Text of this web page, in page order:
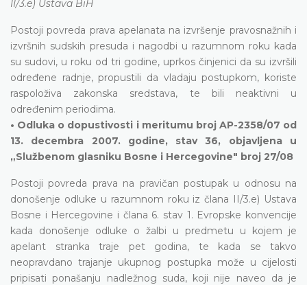
II/3.e) Ustava BiH
Postoji povreda prava apelanata na izvršenje pravosnažnih i
izvršnih sudskih presuda i nagodbi u razumnom roku kada
su sudovi, u roku od tri godine, uprkos činjenici da su izvršili
određene radnje, propustili da vladaju postupkom, koriste
raspoloživa zakonska sredstava, te bili neaktivni u
određenim periodima.
• Odluka o dopustivosti i meritumu broj AP-2358/07 od
13. decembra 2007. godine, stav 36, objavljena u
„Službenom glasniku Bosne i Hercegovine" broj 27/08
Postoji povreda prava na pravičan postupak u odnosu na
donošenje odluke u razumnom roku iz člana II/3.e) Ustava
Bosne i Hercegovine i člana 6. stav 1. Evropske konvencije
kada donošenje odluke o žalbi u predmetu u kojem je
apelant stranka traje pet godina, te kada se takvo
neopravdano trajanje ukupnog postupka može u cijelosti
pripisati ponašanju nadležnog suda, koji nije naveo da je